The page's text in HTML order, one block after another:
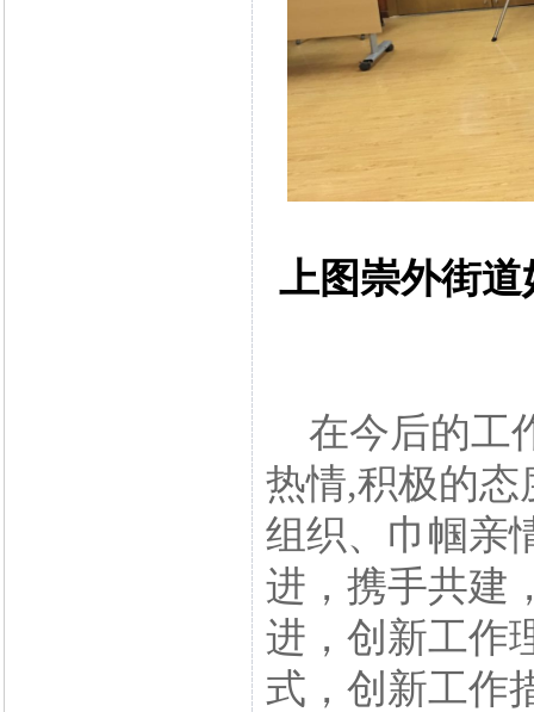
上图崇外街
在今后的工
热情,积极的态
组织、巾帼亲
进，携手共建
进，创新工作
式，创新工作